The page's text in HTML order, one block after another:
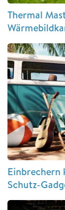
Thermal
Einbrechern
Schutz-